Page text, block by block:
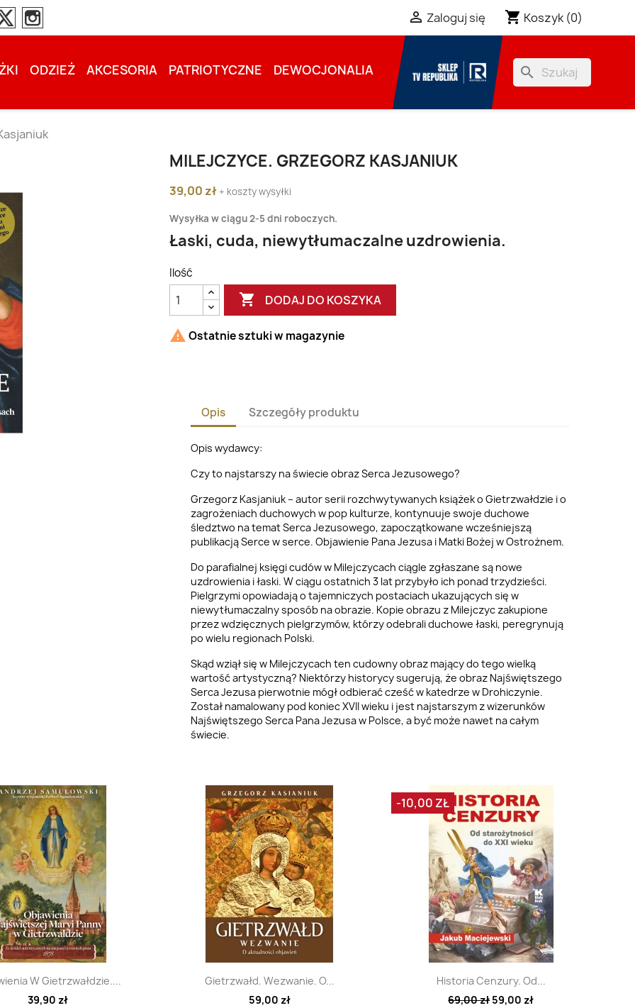
 Zaloguj się shopping_cart Koszyk (0)
ODZIEŻ AKCESORIA PATRIOTYCZNE DEWOCJONALIA search
MILEJCZYCE. GRZEGORZ KASJANIUK
39,00 zł + koszty wysyłki
Wysyłka w ciągu 2-5 dni roboczych.
Łaski, cuda, niewytłumaczalne uzdrowienia.
Ilość
 DODAJ DO KOSZYKA
 Ostatnie sztuki w magazynie
Opis Szczegóły produktu
Opis wydawcy:
Czy to najstarszy na świecie obraz Serca Jezusowego?
Grzegorz Kasjaniuk – autor serii rozchwytywanych książek o Gietrzwałdzie i o
zagrożeniach duchowych w pop kulturze, kontynuuje swoje duchowe
śledztwo na temat Serca Jezusowego, zapoczątkowane wcześniejszą
publikacją Serce w serce. Objawienie Pana Jezusa i Matki Bożej w Ostrożnem.
Do parafialnej księgi cudów w Milejczycach ciągle zgłaszane są nowe
uzdrowienia i łaski. W ciągu ostatnich 3 lat przybyło ich ponad trzydzieści.
Pielgrzymi opowiadają o tajemniczych postaciach ukazujących się w
niewytłumaczalny sposób na obrazie. Kopie obrazu z Milejczyc zakupione
przez wdzięcznych pielgrzymów, którzy odebrali duchowe łaski, peregrynują
po wielu regionach Polski.
Skąd wziął się w Milejczycach ten cudowny obraz mający do tego wielką
wartość artystyczną? Niektórzy historycy sugerują, że obraz Najświętszego
Serca Jezusa pierwotnie mógł odbierać cześć w katedrze w Drohiczynie.
Został namalowany pod koniec XVII wieku i jest najstarszym z wizerunków
Najświętszego Serca Pana Jezusa w Polsce, a być może nawet na całym
świecie.
Szybki podgląd
W Gietrzwałdzie....
39,90 zł
Szybki podgląd
Gietrzwałd. Wezwanie. O...
59,00 zł
Szybki podgląd
Historia Cenzury. Od...
69,00 zł59,00 zł
-10,00 ZŁ